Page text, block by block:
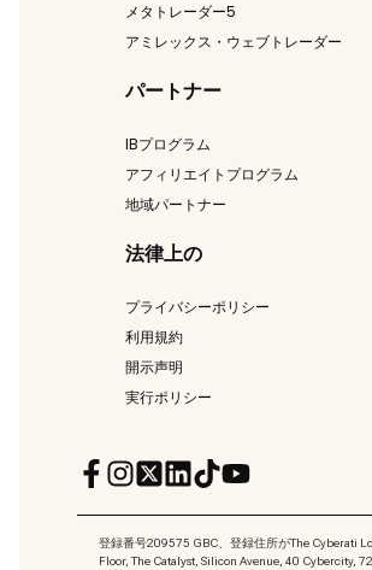
メタトレーダー5
アミレックス・ウェブトレーダー
パートナー
IBプログラム
アフィリエイトプログラム
地域パートナー
法律上の
プライバシーポリシー
利用規約
開示声明
実行ポリシー
登録番号209575 GBC、登録住所がThe Cyberati
Floor, The Catalyst, Silicon Avenue, 40 Cybercity,